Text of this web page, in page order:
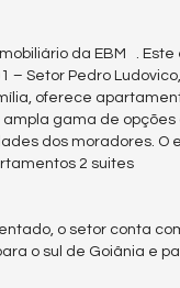
da EBM . Este
Setor Pedro
oferece
ampla gama de
dos moradores. O
2 suites
o setor conta
o sul de Goiânia e